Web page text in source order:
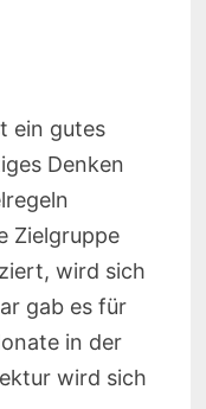
ein gutes
Denken
Zielgruppe
wird sich
gab es für
in der
wird sich